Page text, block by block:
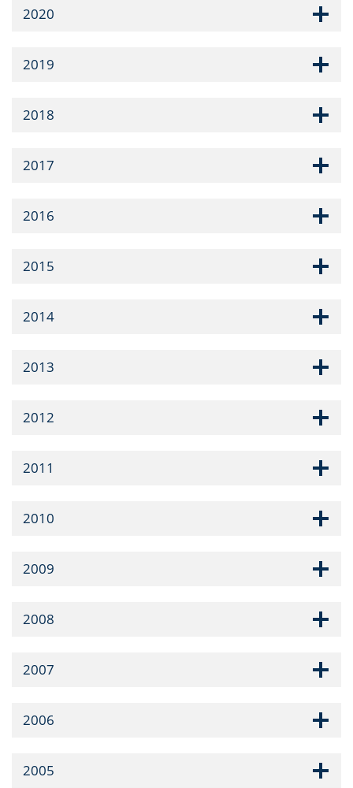
2020
2019
2018
2017
2016
2015
2014
2013
2012
2011
2010
2009
2008
2007
2006
2005